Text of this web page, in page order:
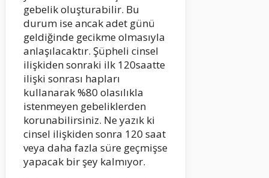
gebelik oluşturabilir. Bu
durum ise ancak adet günü
geldiğinde gecikme olmasıyla
anlaşılacaktır. Şüpheli cinsel
ilişkiden sonraki ilk 120saatte
ilişki sonrası hapları
kullanarak %80 olasılıkla
istenmeyen gebeliklerden
korunabilirsiniz. Ne yazık ki
cinsel ilişkiden sonra 120 saat
veya daha fazla süre geçmişse
yapacak bir şey kalmıyor.